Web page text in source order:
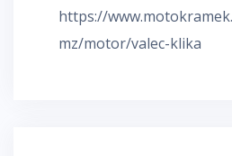
https://
mz/motor/valec-klika